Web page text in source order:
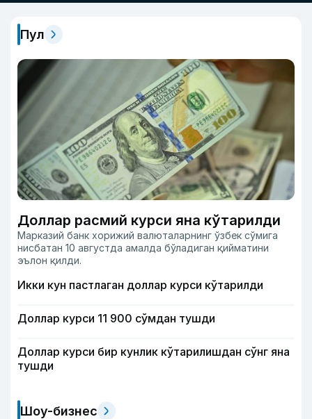
Пул
Доллар расмий курси яна кўтарилди
Марказий банк хорижий валюталарнинг ўзбек сўмига
нисбатан 10 августда амалда бўладиган қийматини
эълон қилди.
Икки кун пастлаган доллар курси кўтарилди
Доллар курси 11 900 сўмдан тушди
Доллар курси бир кунлик кўтарилишдан сўнг яна
тушди
Шоу-бизнес